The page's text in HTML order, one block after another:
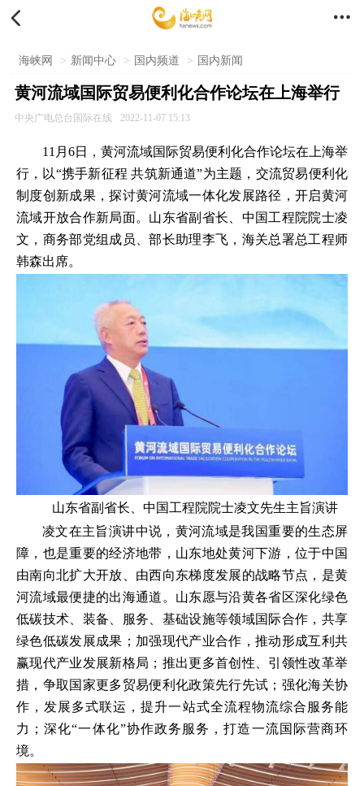
 
海峡网 > 新闻中心 > 国内频道 > 国内新闻
黄河流域国际贸易便利化合作论坛在上海举行
中央广电总台国际在线 2022-11-07 15:13
11月6日，黄河流域国际贸易便利化合作论坛在上海举
行，以“携手新征程 共筑新通道”为主题，交流贸易便利化
制度创新成果，探讨黄河流域一体化发展路径，开启黄河
流域开放合作新局面。山东省副省长、中国工程院院士凌
文，商务部党组成员、部长助理李飞，海关总署总工程师
韩森出席。
山东省副省长、中国工程院院士凌文先生主旨演讲
凌文在主旨演讲中说，黄河流域是我国重要的生态屏
障，也是重要的经济地带，山东地处黄河下游，位于中国
由南向北扩大开放、由西向东梯度发展的战略节点，是黄
河流域最便捷的出海通道。山东愿与沿黄各省区深化绿色
低碳技术、装备、服务、基础设施等领域国际合作，共享
绿色低碳发展成果；加强现代产业合作，推动形成互利共
赢现代产业发展新格局；推出更多首创性、引领性改革举
措，争取国家更多贸易便利化政策先行先试；强化海关协
作，发展多式联运，提升一站式全流程物流综合服务能
力；深化“一体化”协作政务服务，打造一流国际营商环
境。